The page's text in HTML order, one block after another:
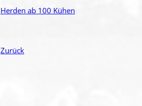
Herden ab 100 Kühen
Zurück